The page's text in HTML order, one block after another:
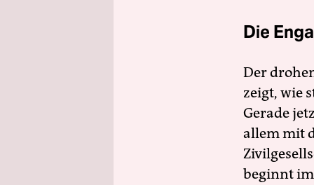
Die
Der
zeigt, wie
Gerade
allem mit
beginnt